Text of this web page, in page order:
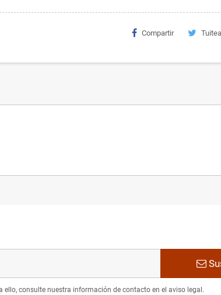
Compartir
ello, consulte nuestra información de contacto en el aviso legal.